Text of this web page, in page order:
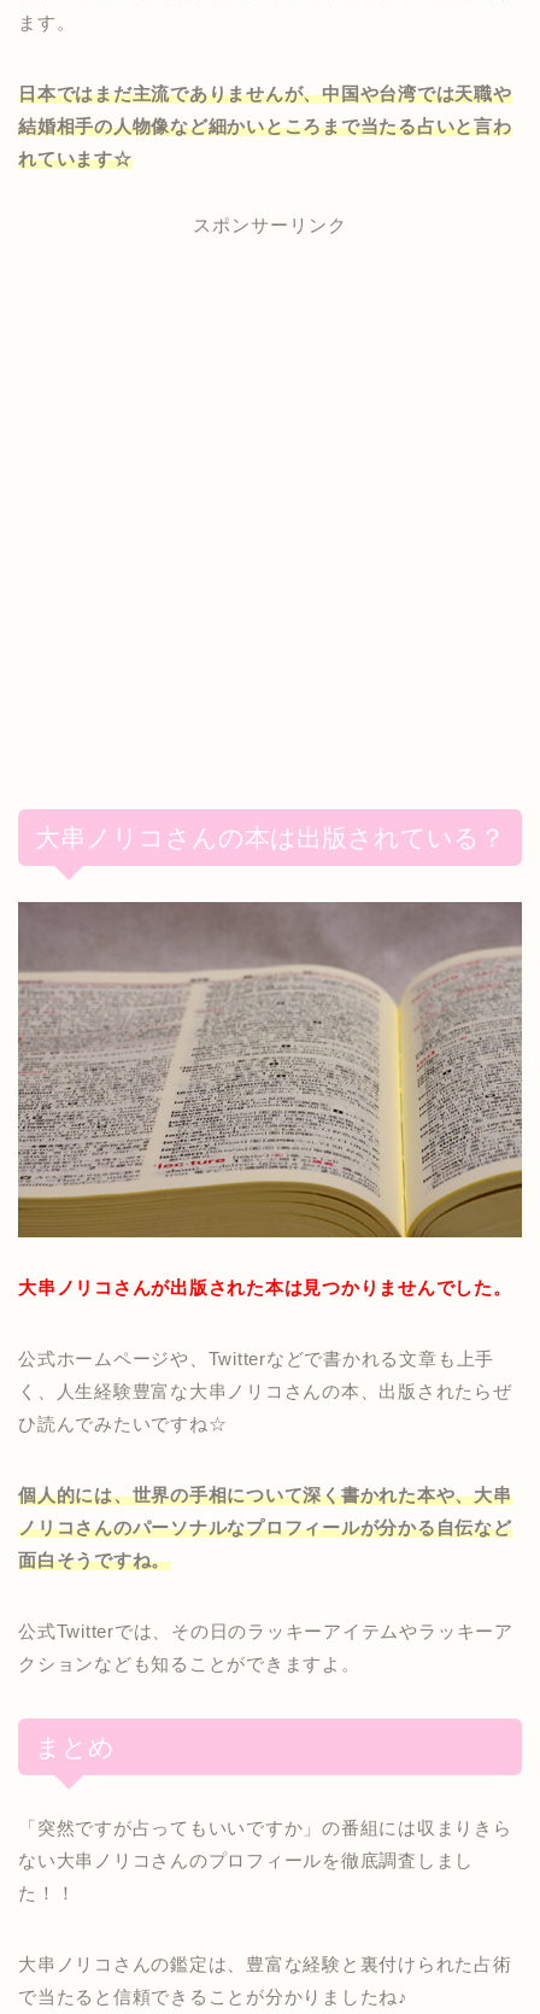
ます。
日本ではまだ主流でありませんが、中国や台湾では天職や
結婚相手の人物像など細かいところまで当たる占いと言わ
れています☆
スポンサーリンク
大串ノリコさんの本は出版されている？
大串ノリコさんが出版された本は見つかりませんでした。
公式ホームページや、Twitterなどで書かれる文章も上手
く、人生経験豊富な大串ノリコさんの本、出版されたらぜ
ひ読んでみたいですね☆
個人的には、世界の手相について深く書かれた本や、大串
ノリコさんのパーソナルなプロフィールが分かる自伝など
面白そうですね。
公式Twitterでは、その日のラッキーアイテムやラッキーア
クションなども知ることができますよ。
まとめ
「突然ですが占ってもいいですか」の番組には収まりきら
ない大串ノリコさんのプロフィールを徹底調査しまし
た！！
大串ノリコさんの鑑定は、豊富な経験と裏付けられた占術
で当たると信頼できることが分かりましたね♪